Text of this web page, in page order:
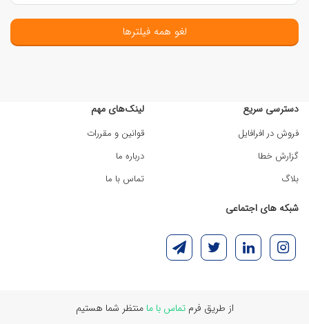
لغو همه فیلترها
دسترسی سریع
فروش در افرافایل
گزارش خطا
بلاگ
لینک‌های مهم
قوانین و مقررات
درباره ما
تماس با ما
شبکه های اجتماعی
از طریق فرمتماس با ما منتظر شما هستیم